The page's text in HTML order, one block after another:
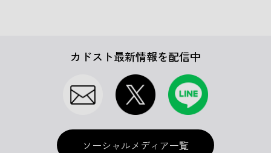
カドスト最新情報を配信中
ソーシャルメディア一覧